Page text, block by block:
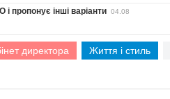
пропонує інші варіанти 04.08
директора Життя і стиль